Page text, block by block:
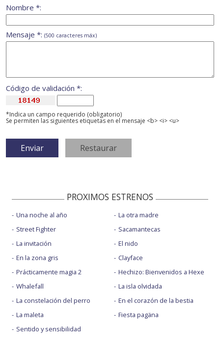
Nombre *:
Mensaje *: (500 caracteres máx)
Código de validación *:
*Indica un campo requerido (obligatorio)
Se permiten las siguientes etiquetas en el mensaje <b> <i> <u>
PROXIMOS ESTRENOS
Una noche al año
Street Fighter
La invitación
En la zona gris
Prácticamente magia 2
Whalefall
La constelación del perro
La maleta
Sentido y sensibilidad
La otra madre
Sacamantecas
El nido
Clayface
Hechizo: Bienvenidos a Hexe
La isla olvidada
En el corazón de la bestia
Fiesta pagäna